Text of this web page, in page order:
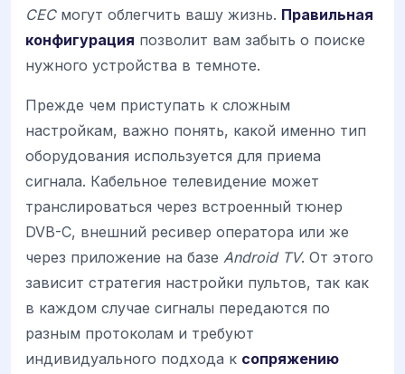
CECмогут облегчить вашу жизнь. Правильная
конфигурация позволит вам забыть о поиске
нужного устройства в темноте.
Прежде чем приступать к сложным
настройкам, важно понять, какой именно тип
оборудования используется для приема
сигнала. Кабельное телевидение может
транслироваться через встроенный тюнер
DVB-C, внешний ресивер оператора или же
через приложение на базе Android TV. От этого
зависит стратегия настройки пультов, так как
в каждом случае сигналы передаются по
разным протоколам и требуют
индивидуального подхода к сопряжению